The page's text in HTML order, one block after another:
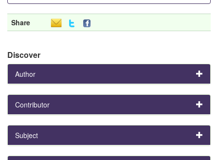
Share
Discover
Author
Contributor
Subject